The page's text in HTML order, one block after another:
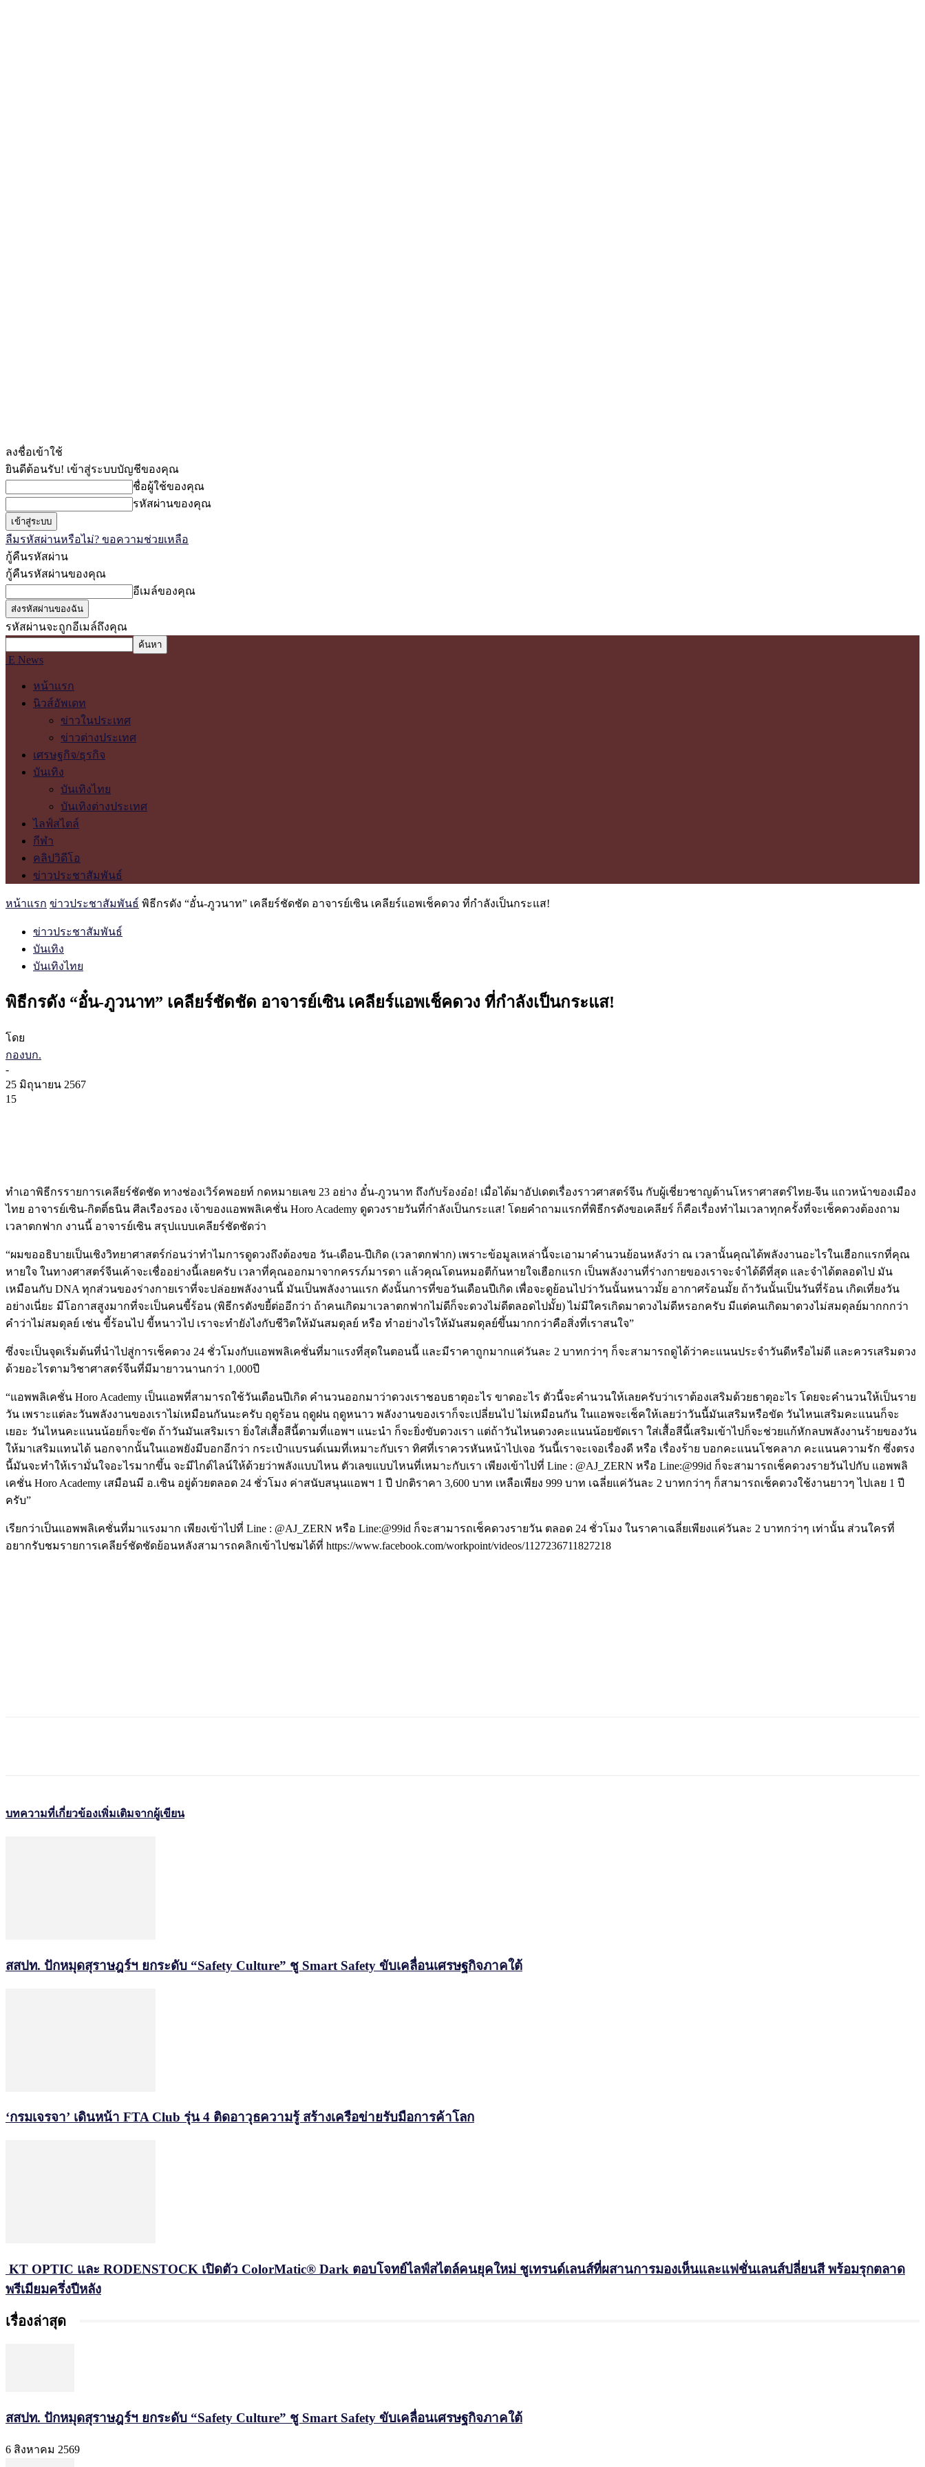
ลงชื่อเข้าใช้
ยินดีต้อนรับ! เข้าสู่ระบบบัญชีของคุณ
ชื่อผู้ใช้ของคุณ
รหัสผ่านของคุณ
ลืมรหัสผ่านหรือไม่? ขอความช่วยเหลือ
กู้คืนรหัสผ่าน
กู้คืนรหัสผ่านของคุณ
อีเมล์ของคุณ
รหัสผ่านจะถูกอีเมล์ถึงคุณ
E News
หน้าแรก
นิวส์อัพเดท
ข่าวในประเทศ
ข่าวต่างประเทศ
เศรษฐกิจ/ธุรกิจ
บันเทิง
บันเทิงไทย
บันเทิงต่างประเทศ
ไลฟ์สไตล์
กีฬา
คลิปวิดีโอ
ข่าวประชาสัมพันธ์
หน้าแรก ข่าวประชาสัมพันธ์ พิธีกรดัง “อั๋น-ภูวนาท” เคลียร์ชัดชัด อาจารย์เซิน เคลียร์แอพเช็คดวง ที่กำลังเป็นกระแส!
ข่าวประชาสัมพันธ์
บันเทิง
บันเทิงไทย
พิธีกรดัง “อั๋น-ภูวนาท” เคลียร์ชัดชัด อาจารย์เซิน เคลียร์แอพเช็คดวง ที่กำลังเป็นกระแส!
โดย
กองบก.
-
25 มิถุนายน 2567
15
ทำเอาพิธีกรรายการเคลียร์ชัดชัด ทางช่องเวิร์คพอยท์ กดหมายเลข 23 อย่าง อั๋น-ภูวนาท ถึงกับร้องอ๋อ! เมื่อได้มาอัปเดตเรื่องราวศาสตร์จีน กับผู้เชี่ยวชาญด้านโหราศาสตร์ไทย-จีน แถวหน้าของเมือง
ไทย อาจารย์เซิน-กิตติ์ธนิน ศีลเรืองรอง เจ้าของแอพพลิเคชั่น Horo Academy ดูดวงรายวันที่กำลังเป็นกระแส! โดยคำถามแรกที่พิธีกรดังขอเคลียร์ ก็คือเรื่องทำไมเวลาทุกครั้งที่จะเช็คดวงต้องถาม
เวลาตกฟาก งานนี้ อาจารย์เซิน สรุปแบบเคลียร์ชัดชัดว่า
“ผมขออธิบายเป็นเชิงวิทยาศาสตร์ก่อนว่าทำไมการดูดวงถึงต้องขอ วัน-เดือน-ปีเกิด (เวลาตกฟาก) เพราะข้อมูลเหล่านี้จะเอามาคำนวนย้อนหลังว่า ณ เวลานั้นคุณได้พลังงานอะไรในเฮือกแรกที่คุณ
หายใจ ในทางศาสตร์จีนเค้าจะเชื่ออย่างนี้เลยครับ เวลาที่คุณออกมาจากครรภ์มารดา แล้วคุณโดนหมอตีก้นหายใจเฮือกแรก เป็นพลังงานที่ร่างกายของเราจะจำได้ดีที่สุด และจำได้ตลอดไป มัน
เหมือนกับ DNA ทุกส่วนของร่างกายเราที่จะปล่อยพลังงานนี้ มันเป็นพลังงานแรก ดังนั้นการที่ขอวันเดือนปีเกิด เพื่อจะดูย้อนไปว่าวันนั้นหนาวมั้ย อากาศร้อนมั้ย ถ้าวันนั้นเป็นวันที่ร้อน เกิดเที่ยงวัน
อย่างเนี่ยะ มีโอกาสสูงมากที่จะเป็นคนขี้ร้อน (พิธีกรดังขยี้ต่ออีกว่า ถ้าคนเกิดมาเวลาตกฟากไม่ดีก็จะดวงไม่ดีตลอดไปมั้ย) ไม่มีใครเกิดมาดวงไม่ดีหรอกครับ มีแต่คนเกิดมาดวงไม่สมดุลย์มากกกว่า
คำว่าไม่สมดุลย์ เช่น ขี้ร้อนไป ขี้หนาวไป เราจะทำยังไงกับชีวิตให้มันสมดุลย์ หรือ ทำอย่างไรให้มันสมดุลย์ขึ้นมากกว่าคือสิ่งที่เราสนใจ”
ซึ่งจะเป็นจุดเริ่มต้นที่นำไปสู่การเช็คดวง 24 ชั่วโมงกับแอพพลิเคชั่นที่มาแรงที่สุดในตอนนี้ และมีราคาถูกมากแค่วันละ 2 บาทกว่าๆ ก็จะสามารถดูได้ว่าคะแนนประจำวันดีหรือไม่ดี และควรเสริมดวง
ด้วยอะไรตามวิชาศาสตร์จีนที่มีมายาวนานกว่า 1,000ปี
“แอพพลิเคชั่น Horo Academy เป็นแอพที่สามารถใช้วันเดือนปีเกิด คำนวนออกมาว่าดวงเราชอบธาตุอะไร ขาดอะไร ตัวนี้จะคำนวนให้เลยครับว่าเราต้องเสริมด้วยธาตุอะไร โดยจะคำนวนให้เป็นราย
วัน เพราะแต่ละวันพลังงานของเราไม่เหมือนกันนะครับ ฤดูร้อน ฤดูฝน ฤดูหนาว พลังงานของเราก็จะเปลี่ยนไป ไม่เหมือนกัน ในแอพจะเช็คให้เลยว่าวันนี้มันเสริมหรือขัด วันไหนเสริมคะแนนก็จะ
เยอะ วันไหนคะแนนน้อยก็จะขัด ถ้าวันมันเสริมเรา ยิ่งใส่เสื้อสีนี้ตามที่แอพฯ แนะนำ ก็จะยิ่งขับดวงเรา แต่ถ้าวันไหนดวงคะแนนน้อยขัดเรา ใส่เสื้อสีนี้เสริมเข้าไปก็จะช่วยแก้หักลบพลังงานร้ายของวัน
ให้มาเสริมแทนได้ นอกจากนั้นในแอพยังมีบอกอีกว่า กระเป๋าแบรนด์เนมที่เหมาะกับเรา ทิศที่เราควรหันหน้าไปเจอ วันนี้เราจะเจอเรื่องดี หรือ เรื่องร้าย บอกคะแนนโชคลาภ คะแนนความรัก ซึ่งตรง
นี้มันจะทำให้เรามั่นใจอะไรมากขึ้น จะมีไกด์ไลน์ให้ด้วยว่าพลังแบบไหน ตัวเลขแบบไหนที่เหมาะกับเรา เพียงเข้าไปที่ Line : @AJ_ZERN หรือ Line:@99id ก็จะสามารถเช็คดวงรายวันไปกับ แอพพลิ
เคชั่น Horo Academy เสมือนมี อ.เซิน อยู่ด้วยตลอด 24 ชั่วโมง ค่าสนับสนุนแอพฯ 1 ปี ปกติราคา 3,600 บาท เหลือเพียง 999 บาท เฉลี่ยแค่วันละ 2 บาทกว่าๆ ก็สามารถเช็คดวงใช้งานยาวๆ ไปเลย 1 ปี
ครับ”
เรียกว่าเป็นแอพพลิเคชั่นที่มาแรงมาก เพียงเข้าไปที่ Line : @AJ_ZERN หรือ Line:@99id ก็จะสามารถเช็คดวงรายวัน ตลอด 24 ชั่วโมง ในราคาเฉลี่ยเพียงแค่วันละ 2 บาทกว่าๆ เท่านั้น ส่วนใครที่
อยากรับชมรายการเคลียร์ชัดชัดย้อนหลังสามารถคลิกเข้าไปชมได้ที่ https://www.facebook.com/workpoint/videos/1127236711827218
บทความที่เกี่ยวข้องเพิ่มเติมจากผู้เขียน
สสปท. ปักหมุดสุราษฎร์ฯ ยกระดับ “Safety Culture” ชู Smart Safety ขับเคลื่อนเศรษฐกิจภาคใต้
‘กรมเจรจา’ เดินหน้า FTA Club รุ่น 4 ติดอาวุธความรู้ สร้างเครือข่ายรับมือการค้าโลก
KT OPTIC และ RODENSTOCK เปิดตัว ColorMatic® Dark ตอบโจทย์ไลฟ์สไตล์คนยุคใหม่ ชูเทรนด์เลนส์ที่ผสานการมองเห็นและแฟชั่นเลนส์ปลี่ยนสี พร้อมรุกตลาด
พรีเมียมครึ่งปีหลัง
เรื่องล่าสุด
สสปท. ปักหมุดสุราษฎร์ฯ ยกระดับ “Safety Culture” ชู Smart Safety ขับเคลื่อนเศรษฐกิจภาคใต้
6 สิงหาคม 2569